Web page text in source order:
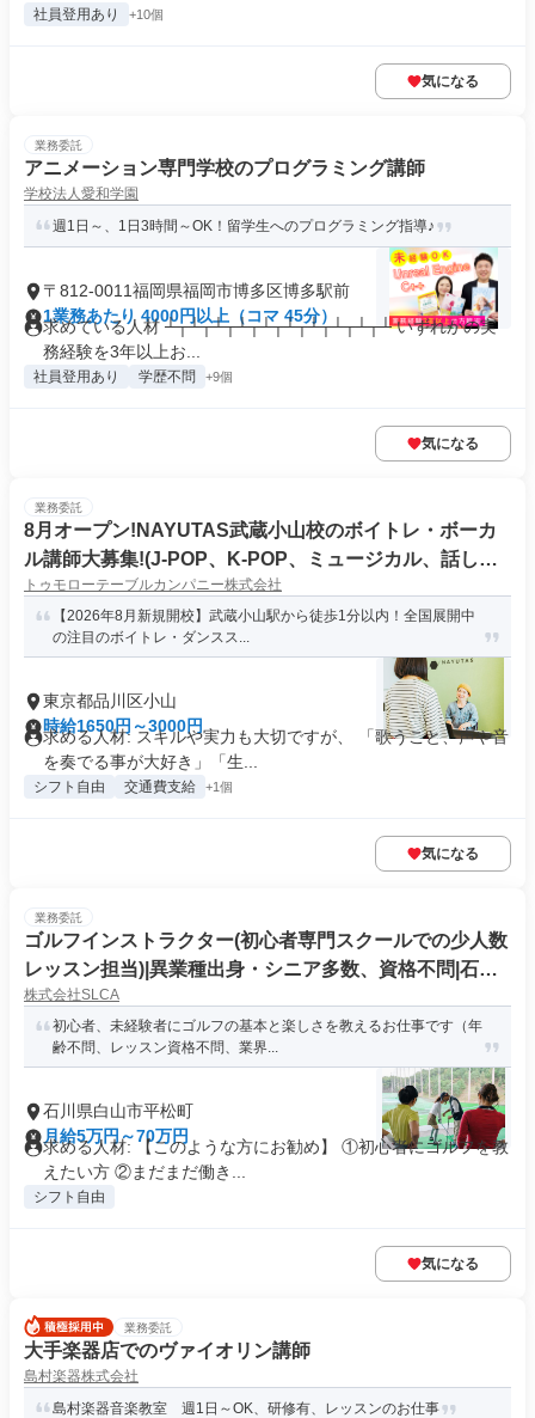
社員登用あり +10個
気になる
業務委託
アニメーション専門学校のプログラミング講師
学校法人愛和学園
週1日～、1日3時間～OK！留学生へのプログラミング指導♪
〒812-0011福岡県福岡市博多区博多駅前
1業務あたり 4000円以上（コマ 45分）
求めている人材 ┴┬┴┬┴┬┴┬┴┬┴┬┴┬┴┬┴┬┴ いずれかの実
務経験を3年以上お...
社員登用あり 学歴不問 +9個
気になる
業務委託
8月オープン!NAYUTAS武蔵小山校のボイトレ・ボーカ
ル講師大募集!(J-POP、K-POP、ミュージカル、話し
方、弾き語りetc)
トゥモローテーブルカンパニー株式会社
【2026年8月新規開校】武蔵小山駅から徒歩1分以内！全国展開中
の注目のボイトレ・ダンスス...
東京都品川区小山
時給1650円～3000円
求める人材: スキルや実力も大切ですが、 「歌うこと、声や音
を奏でる事が大好き」「生...
シフト自由 交通費支給 +1個
気になる
業務委託
ゴルフインストラクター(初心者専門スクールでの少人数
レッスン担当)|異業種出身・シニア多数、資格不問|石川
県白山市
株式会社SLCA
初心者、未経験者にゴルフの基本と楽しさを教えるお仕事です（年
齢不問、レッスン資格不問、業界...
石川県白山市平松町
月給5万円～70万円
求める人材: 【このような方にお勧め】 ①初心者にゴルフを教
えたい方 ②まだまだ働き...
シフト自由
気になる
業務委託
大手楽器店でのヴァイオリン講師
島村楽器株式会社
島村楽器音楽教室 週1日～OK、研修有、レッスンのお仕事